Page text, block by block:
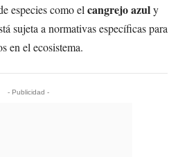
especies como el cangrejo azuly
sujeta a normativas específicas para
en el ecosistema.
- Publicidad -